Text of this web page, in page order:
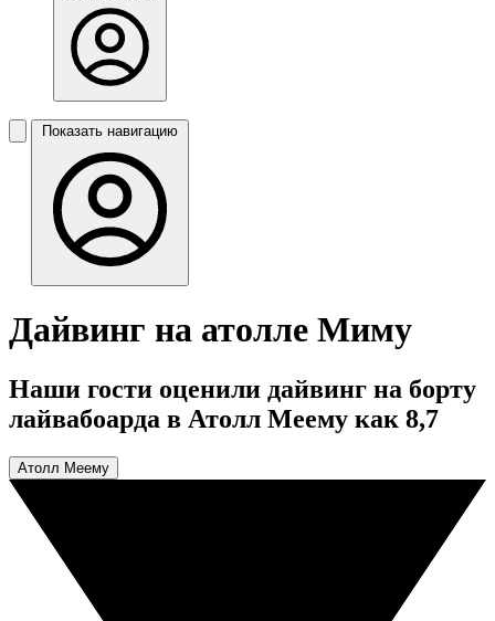
Показать навигацию
Дайвинг на атолле Миму
Наши гости оценили дайвинг на борту
лайвабоарда в Атолл Меему как 8,7
Атолл Меему